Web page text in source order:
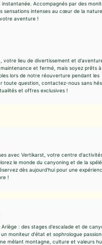
Accompagnés par des
sensations intenses au cœur de la
aventure !
votre lieu de divertissement et
et fermé, mais soyez prêts
lors de notre réouverture pendant les
toute question, contactez-nous sans
et offres exclusives !
avec Vertikarst, votre centre
le monde du canyoning et de la
dès aujourd'hui pour une
!
: des stages d'escalade et de
moniteur d'état et sophrologue
mêlant montagne, culture et valeurs